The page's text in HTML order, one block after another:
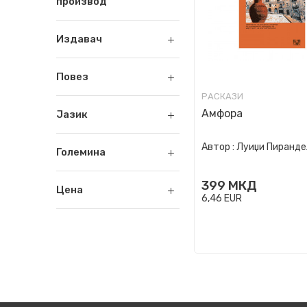
Издавач
Повез
Јазик
Големина
Цена
РАСКАЗИ
Амфора
Автор : Луиџи
399 МКД
6,46 EUR